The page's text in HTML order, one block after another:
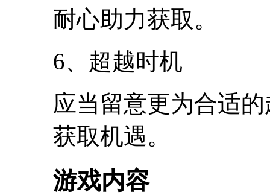
耐心助力获取。
6、超越时机
应当留意更为合适
获取机遇。
游戏内容